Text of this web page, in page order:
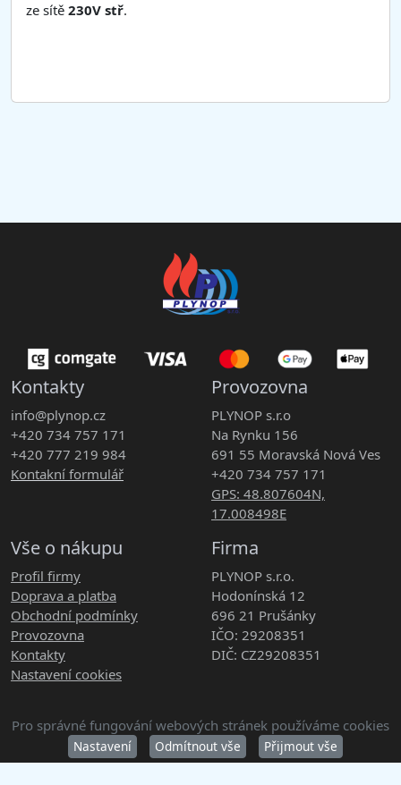
ze sítě 230V stř.
Kontakty
info@plynop.cz
+420 734 757 171
+420 777 219 984
Kontakní formulář
Provozovna
PLYNOP s.r.o
Na Rynku 156
691 55 Moravská Nová Ves
+420 734 757 171
GPS: 48.807604N,
17.008498E
Vše o nákupu
Profil firmy
Doprava a platba
Obchodní podmínky
Provozovna
Kontakty
Nastavení cookies
Firma
PLYNOP s.r.o.
Hodonínská 12
696 21 Prušánky
IČO: 29208351
DIČ: CZ29208351
Copyright © 2026 PLYNOP s.r.o. Všechna práva vyhrazena.
Pro správné fungování webových stránek používáme cookies
Nastavení Odmítnout vše Přijmout vše